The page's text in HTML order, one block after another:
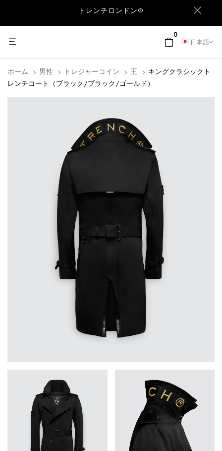
トレンチロンドン®
0
日本語
ホーム 男性 トレジャーコイン 王
キングクラシックト
レンチコート（ブラック/ブラック/ゴールド）